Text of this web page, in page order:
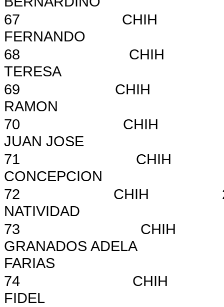
67 CHIH
FERNANDO
68 CHIH
TERESA
69 CHIH
RAMON
70 CHIH
JUAN JOSE
71 CHIH
CONCEPCION
72 CHIH
NATIVIDAD
73 CHIH
GRANADOS ADELA
FARIAS
74 CHIH
FIDEL